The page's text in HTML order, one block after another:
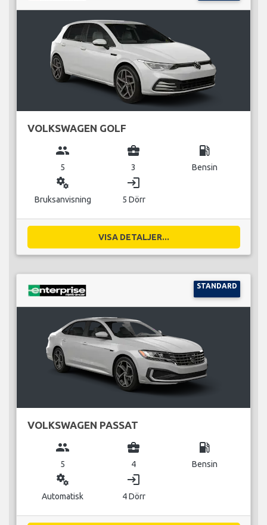
VOLKSWAGEN GOLF
group
5
business_center
3
local_gas_station
Bensin
miscellaneous_services
Bruksanvisning
login
5 Dörr
VISA DETALJER...
STANDARD
VOLKSWAGEN PASSAT
group
5
business_center
4
local_gas_station
Bensin
miscellaneous_services
Automatisk
login
4 Dörr